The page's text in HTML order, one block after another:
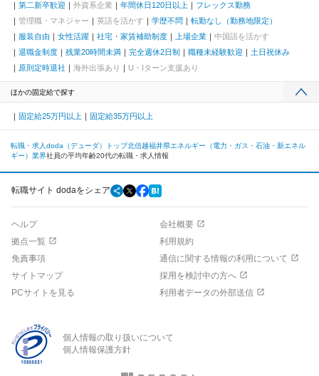
第二新卒歓迎 外資系企業 年間休日120日以上
フレックス勤務
管理職・マネジャー
英語を活かす 学歴不問
転勤なし（勤務地限定）
服装自由
女性活躍 社宅・家賃補助制度 上場企業
中国語を活かす
退職金制度
残業20時間未満 完全週休2日制 職種未経験歓迎
土日祝休み
原則定時退社
海外出張あり U・Iターン支援あり
ほかの固定給で探す
固定給25万円以上 固定給35万円以上
転職・求人doda（デューダ）トップ北信越福井県エネルギー（電力・ガス・石油・新エネル
ギー）業界社員の平均年齢20代の転職・求人情報
転職サイト dodaをシェア
ヘルプ
会社概要
拠点一覧
利用規約
免責事項
通信に関する情報の利用について
サイトマップ
採用を検討中の方へ
PCサイトを見る
利用者データの外部送信
個人情報の取り扱いについて
個人情報保護方針